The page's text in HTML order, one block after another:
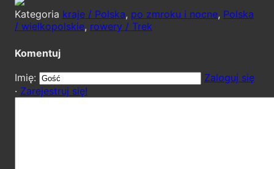
Kategoria kraje / Polska, po zmroku i nocne, Polska
/ wielkopolskie, rowery / Trek
Komentuj
Imię:
Zaloguj się
· Zarejestruj się!